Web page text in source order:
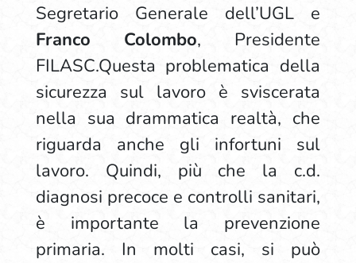
Segretario Generale dell’UGL e
Franco Colombo, Presidente
FILASC.Questa problematica della
sicurezza sul lavoro è sviscerata
nella sua drammatica realtà, che
riguarda anche gli infortuni sul
lavoro. Quindi, più che la c.d.
diagnosi precoce e controlli sanitari,
è importante la prevenzione
primaria. In molti casi, si può